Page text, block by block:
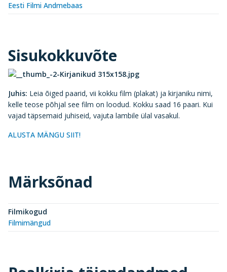
Eesti Filmi Andmebaas
Sisukokkuvõte
Juhis: Leia õiged paarid, vii kokku film (plakat) ja kirjaniku nimi,
kelle teose põhjal see film on loodud. Kokku saad 16 paari. Kui
vajad täpsemaid juhiseid, vajuta lambile ülal vasakul.
ALUSTA MÄNGU SIIT!
Märksõnad
Filmikogud
Filmimängud